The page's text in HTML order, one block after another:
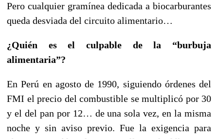
Pero cualquier gramínea dedicada a biocarburantes
queda desviada del circuito alimentario…
¿Quién es el culpable de la “burbuja
alimentaria”?
En Perú en agosto de 1990, siguiendo órdenes del
FMI el precio del combustible se multiplicó por 30
y el del pan por 12… de una sola vez, en la misma
noche y sin aviso previo. Fue la exigencia para